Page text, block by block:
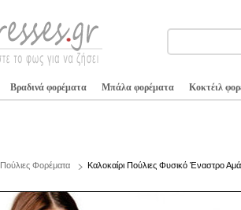
Βραδινά φορέματα Μπάλα φορέματα Κοκτέιλ
Πούλιες Φορέματα Καλοκαίρι Πούλιες Φυσικό Έναστρο